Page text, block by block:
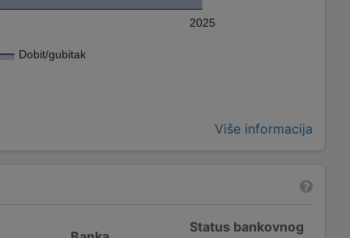
Dobit/gubitak
2025
Više informacija
Status bankovnog